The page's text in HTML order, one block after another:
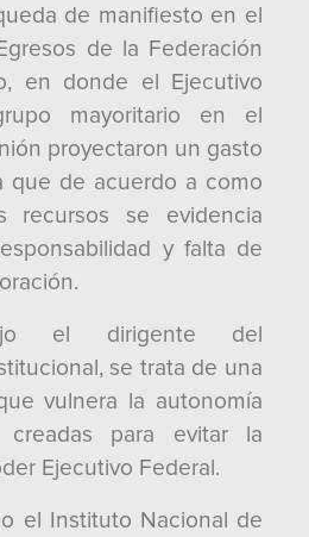
de manifiesto en el
de la Federación
en donde el Ejecutivo
mayoritario en el
proyectaron un gasto
que de acuerdo a como
recursos se evidencia
y falta de
el dirigente del
se trata de una
vulnera la autonomía
creadas para evitar la
Ejecutivo Federal.
el Instituto Nacional de